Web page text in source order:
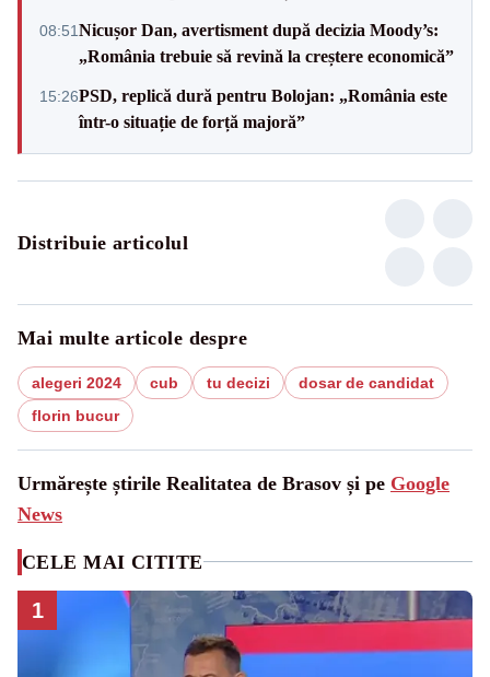
08:51Nicușor Dan, avertisment după decizia Moody’s:
„România trebuie să revină la creștere economică”
15:26PSD, replică dură pentru Bolojan: „România este
într-o situație de forță majoră”
Distribuie articolul
Mai multe articole despre
alegeri 2024 cub tu decizi
dosar de candidat
florin bucur
Urmărește știrile Realitatea de Brasov și pe Google
News
CELE MAI CITITE
1